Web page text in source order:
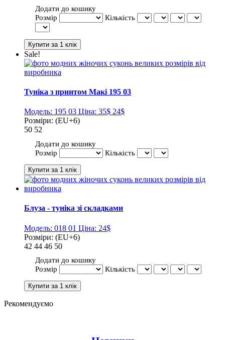
Додати до кошику
Розмір
Кількість
Sale!
Туніка з принтом Макі 195 03
Модель: 195 03 Ціна: 35$ 24$
Розміри: (EU+6)
50 52
Додати до кошику
Розмір
Кількість
Блуза - туніка зі складками
Модель: 018 01 Ціна: 24$
Розміри: (EU+6)
42 44 46 50
Додати до кошику
Розмір
Кількість
Рекомендуємо